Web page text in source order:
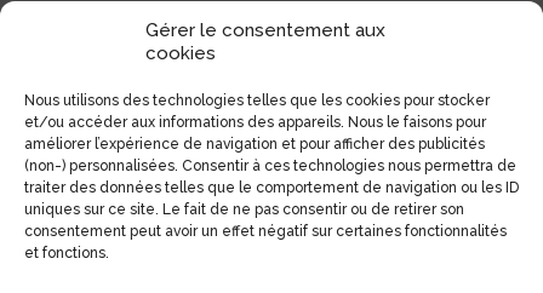
Gérer le consentement aux
cookies
Nous utilisons des technologies telles que les cookies pour stocker
et/ou accéder aux informations des appareils. Nous le faisons pour
améliorer l’expérience de navigation et pour afficher des publicités
(non-) personnalisées. Consentir à ces technologies nous permettra de
traiter des données telles que le comportement de navigation ou les ID
uniques sur ce site. Le fait de ne pas consentir ou de retirer son
consentement peut avoir un effet négatif sur certaines fonctionnalités
et fonctions.